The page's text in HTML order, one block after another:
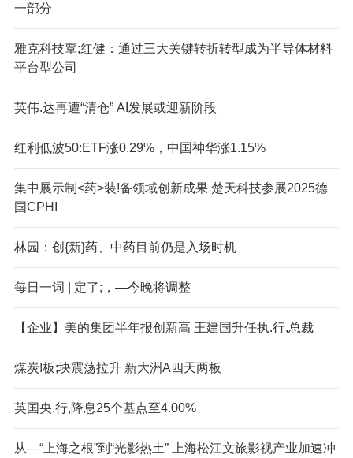
一部分
雅克科技覃;红健：通过三大关键转折转型成为半导体材料
平台型公司
英伟.达再遭“清仓” AI发展或迎新阶段
红利低波50:ETF涨0.29%，中国神华涨1.15%
集中展示制<药>装!备领域创新成果 楚天科技参展2025德
国CPHI
林园：创{新}药、中药目前仍是入场时机
每日一词 | 定了;，—今晚将调整
【企业】美的集团半年报创新高 王建国升任执.行,总裁
煤炭!板;块震荡拉升 新大洲A四天两板
英国央.行,降息25个基点至4.00%
从—“上海之根”到“光影热土” 上海松江文旅影视产业加速冲